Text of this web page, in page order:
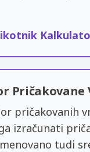
Pričakovane
pričakovanih
izračunati
tudi